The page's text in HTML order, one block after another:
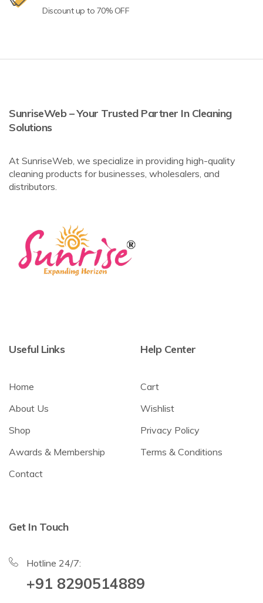
Discount up to 70% OFF
SunriseWeb – Your Trusted Partner In Cleaning
Solutions
At SunriseWeb, we specialize in providing high-quality
cleaning products for businesses, wholesalers, and
distributors.
Useful Links
Home
About Us
Shop
Awards & Membership
Contact
Help Center
Cart
Wishlist
Privacy Policy
Terms & Conditions
Get In Touch
Hotline 24/7:
+91 8290514889